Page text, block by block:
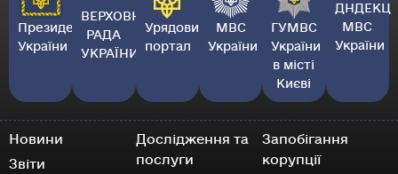
Президент
України
ВЕРХОВНА
РАДА
УКРАЇНИ
Урядовий
портал
МВС
України
ГУМВС
України
в місті
Києві
ДНДЕКЦ
МВС
України
Новини
Звіти
Дослідження та
послуги
Запобігання
корупції